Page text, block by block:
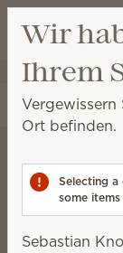
Wir
Ihrem
Vergewissern
Ort befinden.
Selecting
some
Sebastian